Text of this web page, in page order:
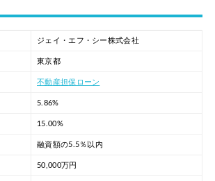
ジェイ・エフ・シー株式会社
東京都
不動産担保ローン
5.86%
15.00%
融資額の5.5％以内
50,000万円